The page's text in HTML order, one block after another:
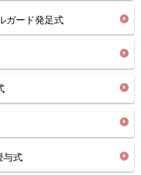
ガード発足式
与式